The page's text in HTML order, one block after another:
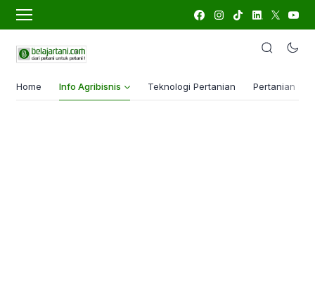
Home Info Agribisnis Teknologi Pertanian Pertanian